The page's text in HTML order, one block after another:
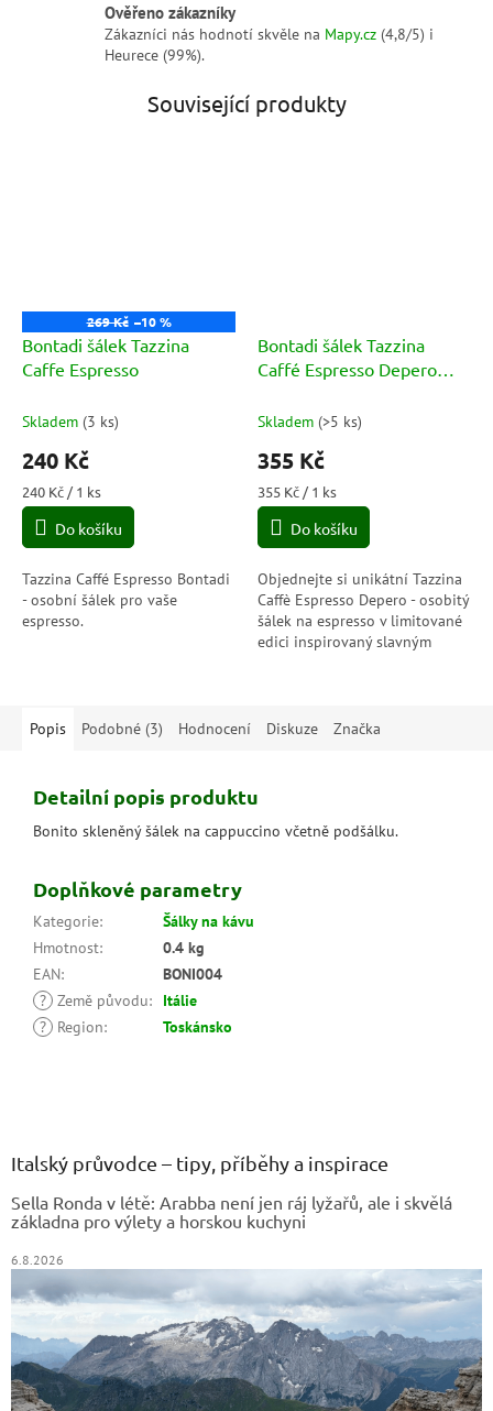
Ověřeno zákazníky
Zákazníci nás hodnotí skvěle na Mapy.cz (4,8/5) i
Heurece (99%).
Související produkty
269 Kč –10 %
Bontadi šálek Tazzina
Caffe Espresso
Skladem (3 ks)
240 Kč
Měrná
cena:
240 Kč / 1 ks
Do košíku
Tazzina Caffé Espresso Bontadi
- osobní šálek pro vaše
espresso.
Bontadi šálek Tazzina
Caffé Espresso Depero
Skladem (>5 ks)
355 Kč
Měrná
cena:
355 Kč / 1 ks
Do košíku
Objednejte si unikátní Tazzina
Caffè Espresso Depero - osobitý
šálek na espresso v limitované
edici inspirovaný slavným
Popis
Podobné (3) Hodnocení Diskuze Značka
Detailní popis produktu
Bonito skleněný šálek na cappuccino včetně podšálku.
Doplňkové parametry
Kategorie:
Šálky na kávu
Hmotnost:
0.4 kg
EAN:
BONI004
? Země původu:
Itálie
?
Region: Toskánsko
Italský průvodce – tipy, příběhy a inspirace
Sella Ronda v létě: Arabba není jen ráj lyžařů, ale i skvělá
základna pro výlety a horskou kuchyni
6.8.2026